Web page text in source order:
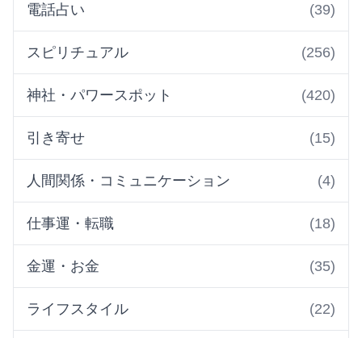
電話占い (39)
スピリチュアル (256)
神社・パワースポット (420)
引き寄せ (15)
人間関係・コミュニケーション (4)
仕事運・転職 (18)
金運・お金 (35)
ライフスタイル (22)